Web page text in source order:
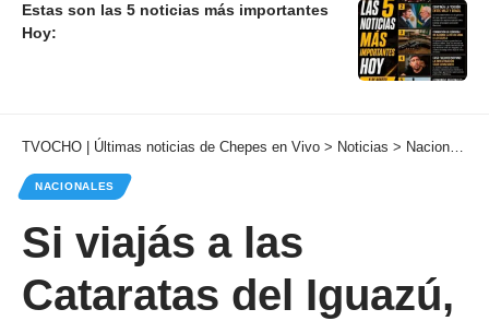
Estas son las 5 noticias más importantes
Hoy:
TVOCHO | Últimas noticias de Chepes en Vivo > Noticias > Nacionales
NACIONALES
Si viajás a las
Cataratas del Iguazú,